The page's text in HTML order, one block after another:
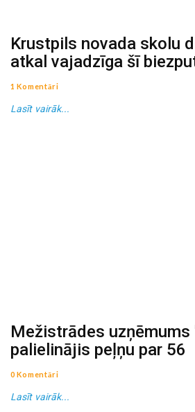
Krustpils novada skolu
atkal vajadzīga šī
1 Komentāri
Lasīt vairāk...
Mežistrādes uzņēmums
palielinājis peļņu par 56
0 Komentāri
Lasīt vairāk...